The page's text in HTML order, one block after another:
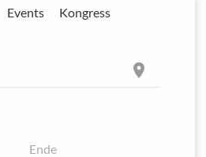
Events Kongress
location_on